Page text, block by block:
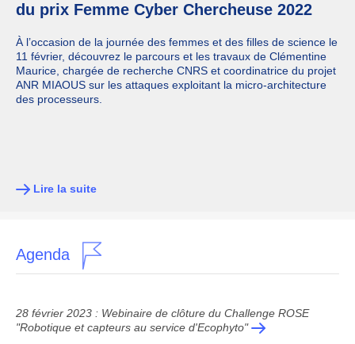
du prix Femme Cyber Chercheuse 2022
À l’occasion de la journée des femmes et des filles de science le
11 février, découvrez le parcours et les travaux de Clémentine
Maurice, chargée de recherche CNRS et coordinatrice du projet
ANR MIAOUS sur les attaques exploitant la micro-architecture
des processeurs.
Lire la suite
Agenda
28 février 2023 : Webinaire de clôture du Challenge ROSE
"Robotique et capteurs au service d'Ecophyto"